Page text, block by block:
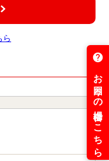
ら